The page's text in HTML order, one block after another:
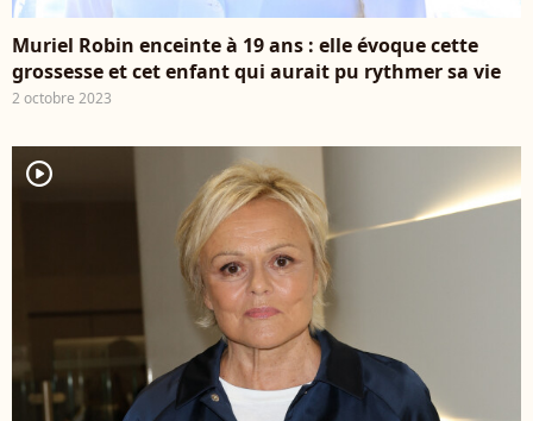
Muriel Robin enceinte à 19 ans : elle évoque cette
grossesse et cet enfant qui aurait pu rythmer sa vie
2 octobre 2023
player2